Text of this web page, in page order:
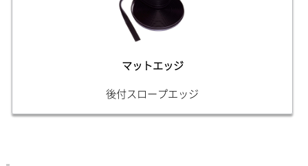
マットエッジ
後付スロープエッジ